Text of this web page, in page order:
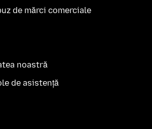
de mărci comerciale
noastră
de asistență